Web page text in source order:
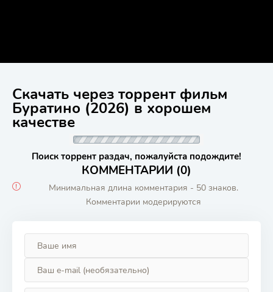
Скачать через торрент фильм
Буратино (2026) в хорошем
качестве
Поиск торрент раздач, пожалуйста подождите!
КОММЕНТАРИИ (0)
Минимальная длина комментария - 50 знаков.
Комментарии модерируются